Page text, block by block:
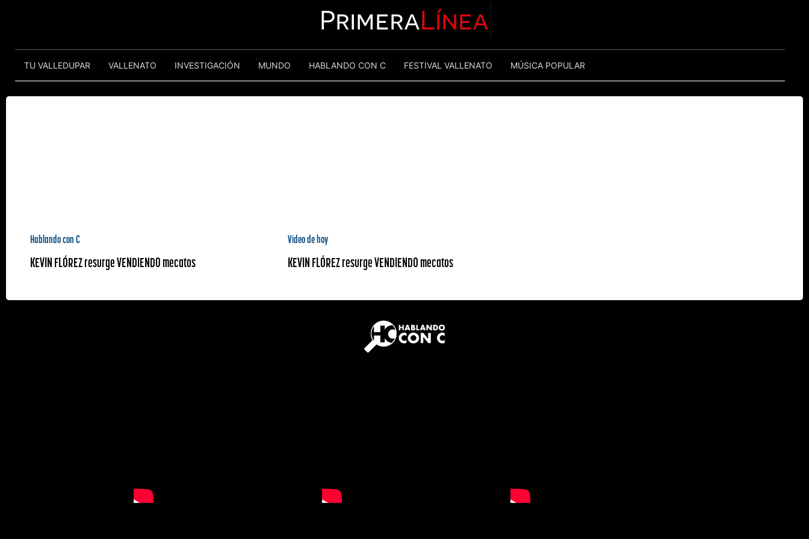
PrimeraLínea
TU VALLEDUPAR VALLENATO INVESTIGACIÓN MUNDO HABLANDO CON C FESTIVAL VALLENATO MÚSICA POPULAR
Hablando con C
KEVIN FLÓREZ resurge VENDIENDO mecatos
Video de hoy
KEVIN FLÓREZ resurge VENDIENDO mecatos